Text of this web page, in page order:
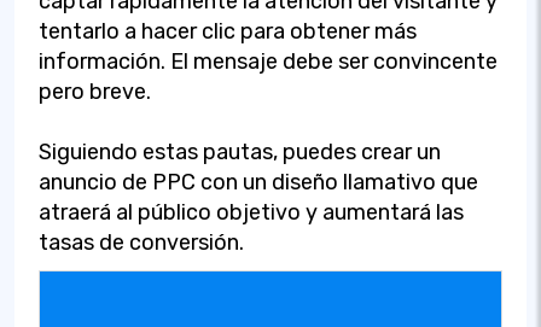
tentarlo a hacer clic para obtener más
información. El mensaje debe ser convincente
pero breve.
Siguiendo estas pautas, puedes crear un
anuncio de PPC con un diseño llamativo que
atraerá al público objetivo y aumentará las
tasas de conversión.